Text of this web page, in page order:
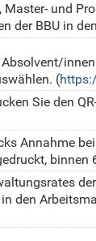
Parocescu
Anca Trif
des
innen):
Master- und
der BBU in
(
Sie den
Annahme
den